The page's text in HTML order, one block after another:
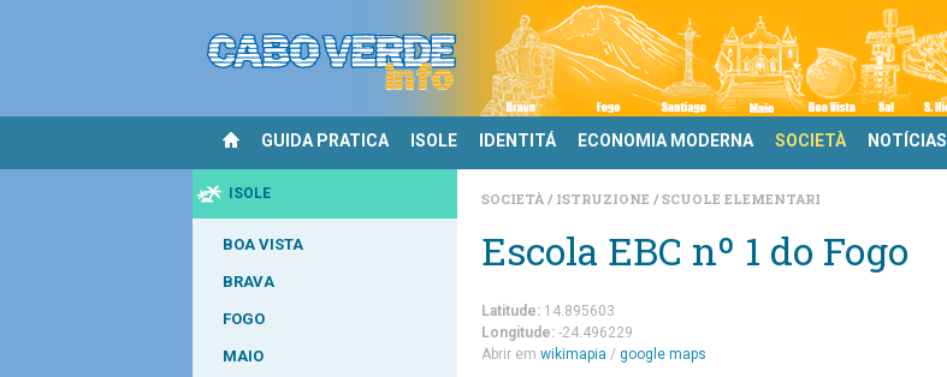
GUIDA PRATICA ISOLE IDENTITÁ ECONOMIA MODERNA SOCIETÀ NOTÍCIAS
ISOLE
BOA VISTA
BRAVA
FOGO
MAIO
SOCIETÀ ISTRUZIONE SCUOLE ELEMENTARI
Escola EBC nº 1 do Fogo
Latitude: 14.895603
Longitude: -24.496229
Abrir em wikimapia / google maps